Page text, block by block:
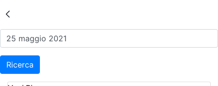
Risultati della Ricerca -
Ricerca